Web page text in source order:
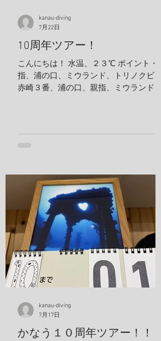
10周年ツアー！
こんにちは！ 水温、２３℃ ポイント・親
指、浦の口、ミウランド、トリノクビ、
赤崎３番、浦の口、親指、ミウランド 見
ナダイ、トラウツボ、キンチャクガニ、
リ、タテシマシマギンポ、ハナヒゲウツ
ボ、イソギンチャクモエビ、サクラコシ
オリエビ、モズクショイ、クダゴンベ、
クチナシイロウミウシ、オルトマンワラ
エビ、サンゴモエビ、クマノミ、コダマ
タツ、ヨコシマエビ 報告者：一心 朝一番
にすることと言えばやっぱり日焼け止
め！ しっかり顔に塗っていきます。 ママ
も日焼け止め対策ばっちり！ これちゃん
と前見えてるそうです(笑) 一日目！ 写
ボノハゼペア！ ウスハオウギガニ、甲羅
の腺がカッコいい！ ホヤカクレエビ タテ
ジマヘビギンポ、泡が入ってておしゃ
kanau-diving
7月22日
かなう１０周年ツアー！！
kanau-diving
7月17日